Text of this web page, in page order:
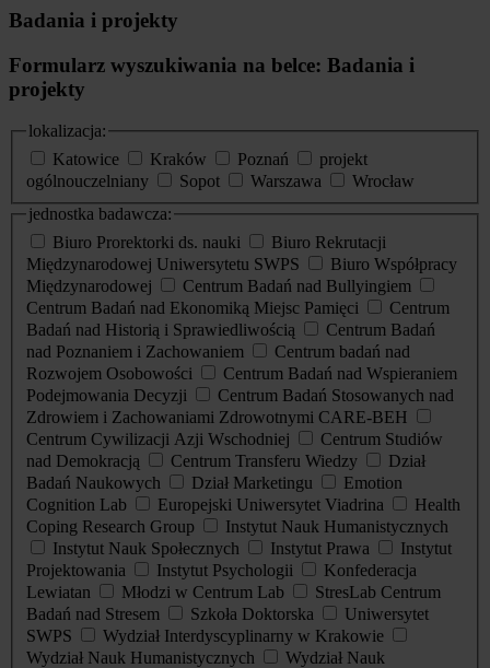
Badania i projekty
Formularz wyszukiwania na belce: Badania i
projekty
lokalizacja:
Katowice
Kraków Poznań
projekt
ogólnouczelniany
Sopot Warszawa
Wrocław
jednostka badawcza:
Biuro Prorektorki ds. nauki
Biuro Rekrutacji
Międzynarodowej Uniwersytetu SWPS
Biuro Współpracy
Międzynarodowej
Centrum Badań nad Bullyingiem
Centrum Badań nad Ekonomiką Miejsc Pamięci
Centrum
Badań nad Historią i Sprawiedliwością
Centrum Badań
nad Poznaniem i Zachowaniem
Centrum badań nad
Rozwojem Osobowości
Centrum Badań nad Wspieraniem
Podejmowania Decyzji
Centrum Badań Stosowanych nad
Zdrowiem i Zachowaniami Zdrowotnymi CARE-BEH
Centrum Cywilizacji Azji Wschodniej
Centrum Studiów
nad Demokracją
Centrum Transferu Wiedzy
Dział
Badań Naukowych
Dział Marketingu
Emotion
Cognition Lab
Europejski Uniwersytet Viadrina
Health
Coping Research Group
Instytut Nauk Humanistycznych
Instytut Nauk Społecznych
Instytut Prawa
Instytut
Projektowania
Instytut Psychologii
Konfederacja
Lewiatan
Młodzi w Centrum Lab
StresLab Centrum
Badań nad Stresem
Szkoła Doktorska
Uniwersytet
SWPS
Wydział Interdyscyplinarny w Krakowie
Wydział Nauk Humanistycznych
Wydział Nauk